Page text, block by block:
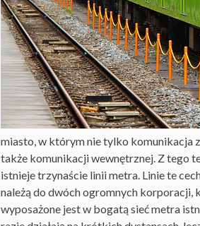
miasto, w którym nie tylko komunikacja
także komunikacji wewnętrznej. Z tego
istnieje trzynaście linii metra. Linie te
należą do dwóch ogromnych korporacji,
wyposażone jest w bogatą sieć metra